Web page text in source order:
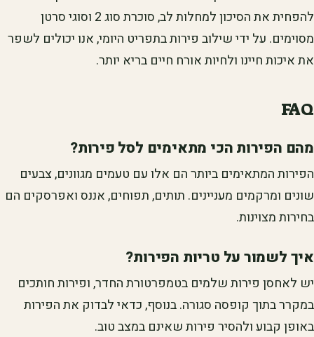
להפחית את הסיכון למחלות לב, סוכרת סוג 2 וסוגי סרטן
מסוימים. על ידי שילוב פירות בתפריט היומי, אנו יכולים לשפר
את איכות חיינו ולחיות אורח חיים בריא יותר.
FAQ
מהם הפירות הכי מתאימים לסל פירות?
הפירות המתאימים ביותר הם אלו עם טעמים מגוונים, צבעים
שונים ומרקמים מעניינים. תותים, תפוחים, אננס ואפרסקים הם
בחירות מצוינות.
איך לשמור על טריות הפירות?
יש לאחסן פירות שלמים בטמפרטורת החדר, ופירות חותכים
במקרר בתוך קופסה סגורה. בנוסף, כדאי לבדוק את הפירות
באופן קבוע ולהסיר פירות שאינם במצב טוב.